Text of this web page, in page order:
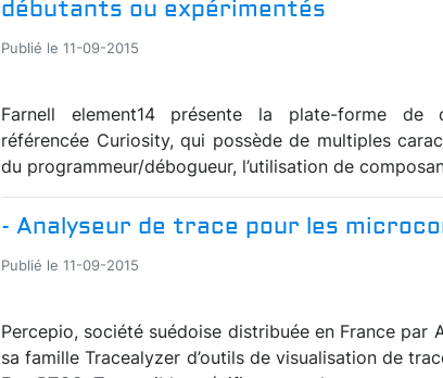
débutants ou expérimentés
Publié le 11-09-2015
Farnell element14 présente la plate-forme de
référencée Curiosity, qui possède de multiples
du programmeur/débogueur, l’utilisation de
- Analyseur de trace pour les
Publié le 11-09-2015
Percepio, société suédoise distribuée en France par
sa famille Tracealyzer d’outils de visualisation de